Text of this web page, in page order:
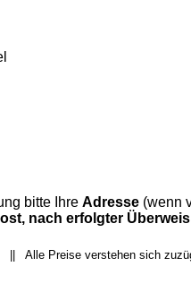
bitte Ihre Adresse(wenn
nach erfolgter
|| Alle Preise verstehen sich